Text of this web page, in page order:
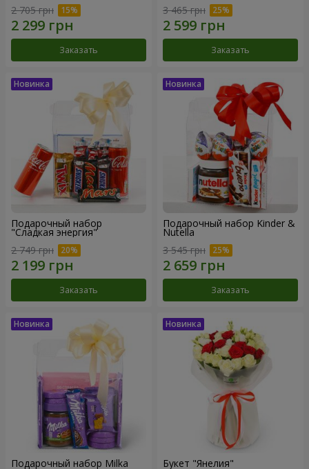
2 705 грн
Заказать
3 465 грн
Заказать
Подарочный набор
"Сладкая энергия"
2 749 грн
Заказать
Подарочный набор Kinder &
Nutella
3 545 грн
Заказать
Подарочный набор Milka Букет "Янелия"